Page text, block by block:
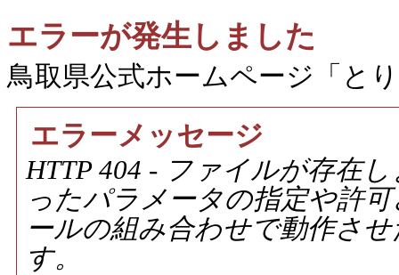
エラーが発生しました
鳥取県公式ホームページ「と
エラーメッセージ
HTTP 404 - ファイルが存在
ったパラメータの指定や許
ールの組み合わせで動作さ
す。